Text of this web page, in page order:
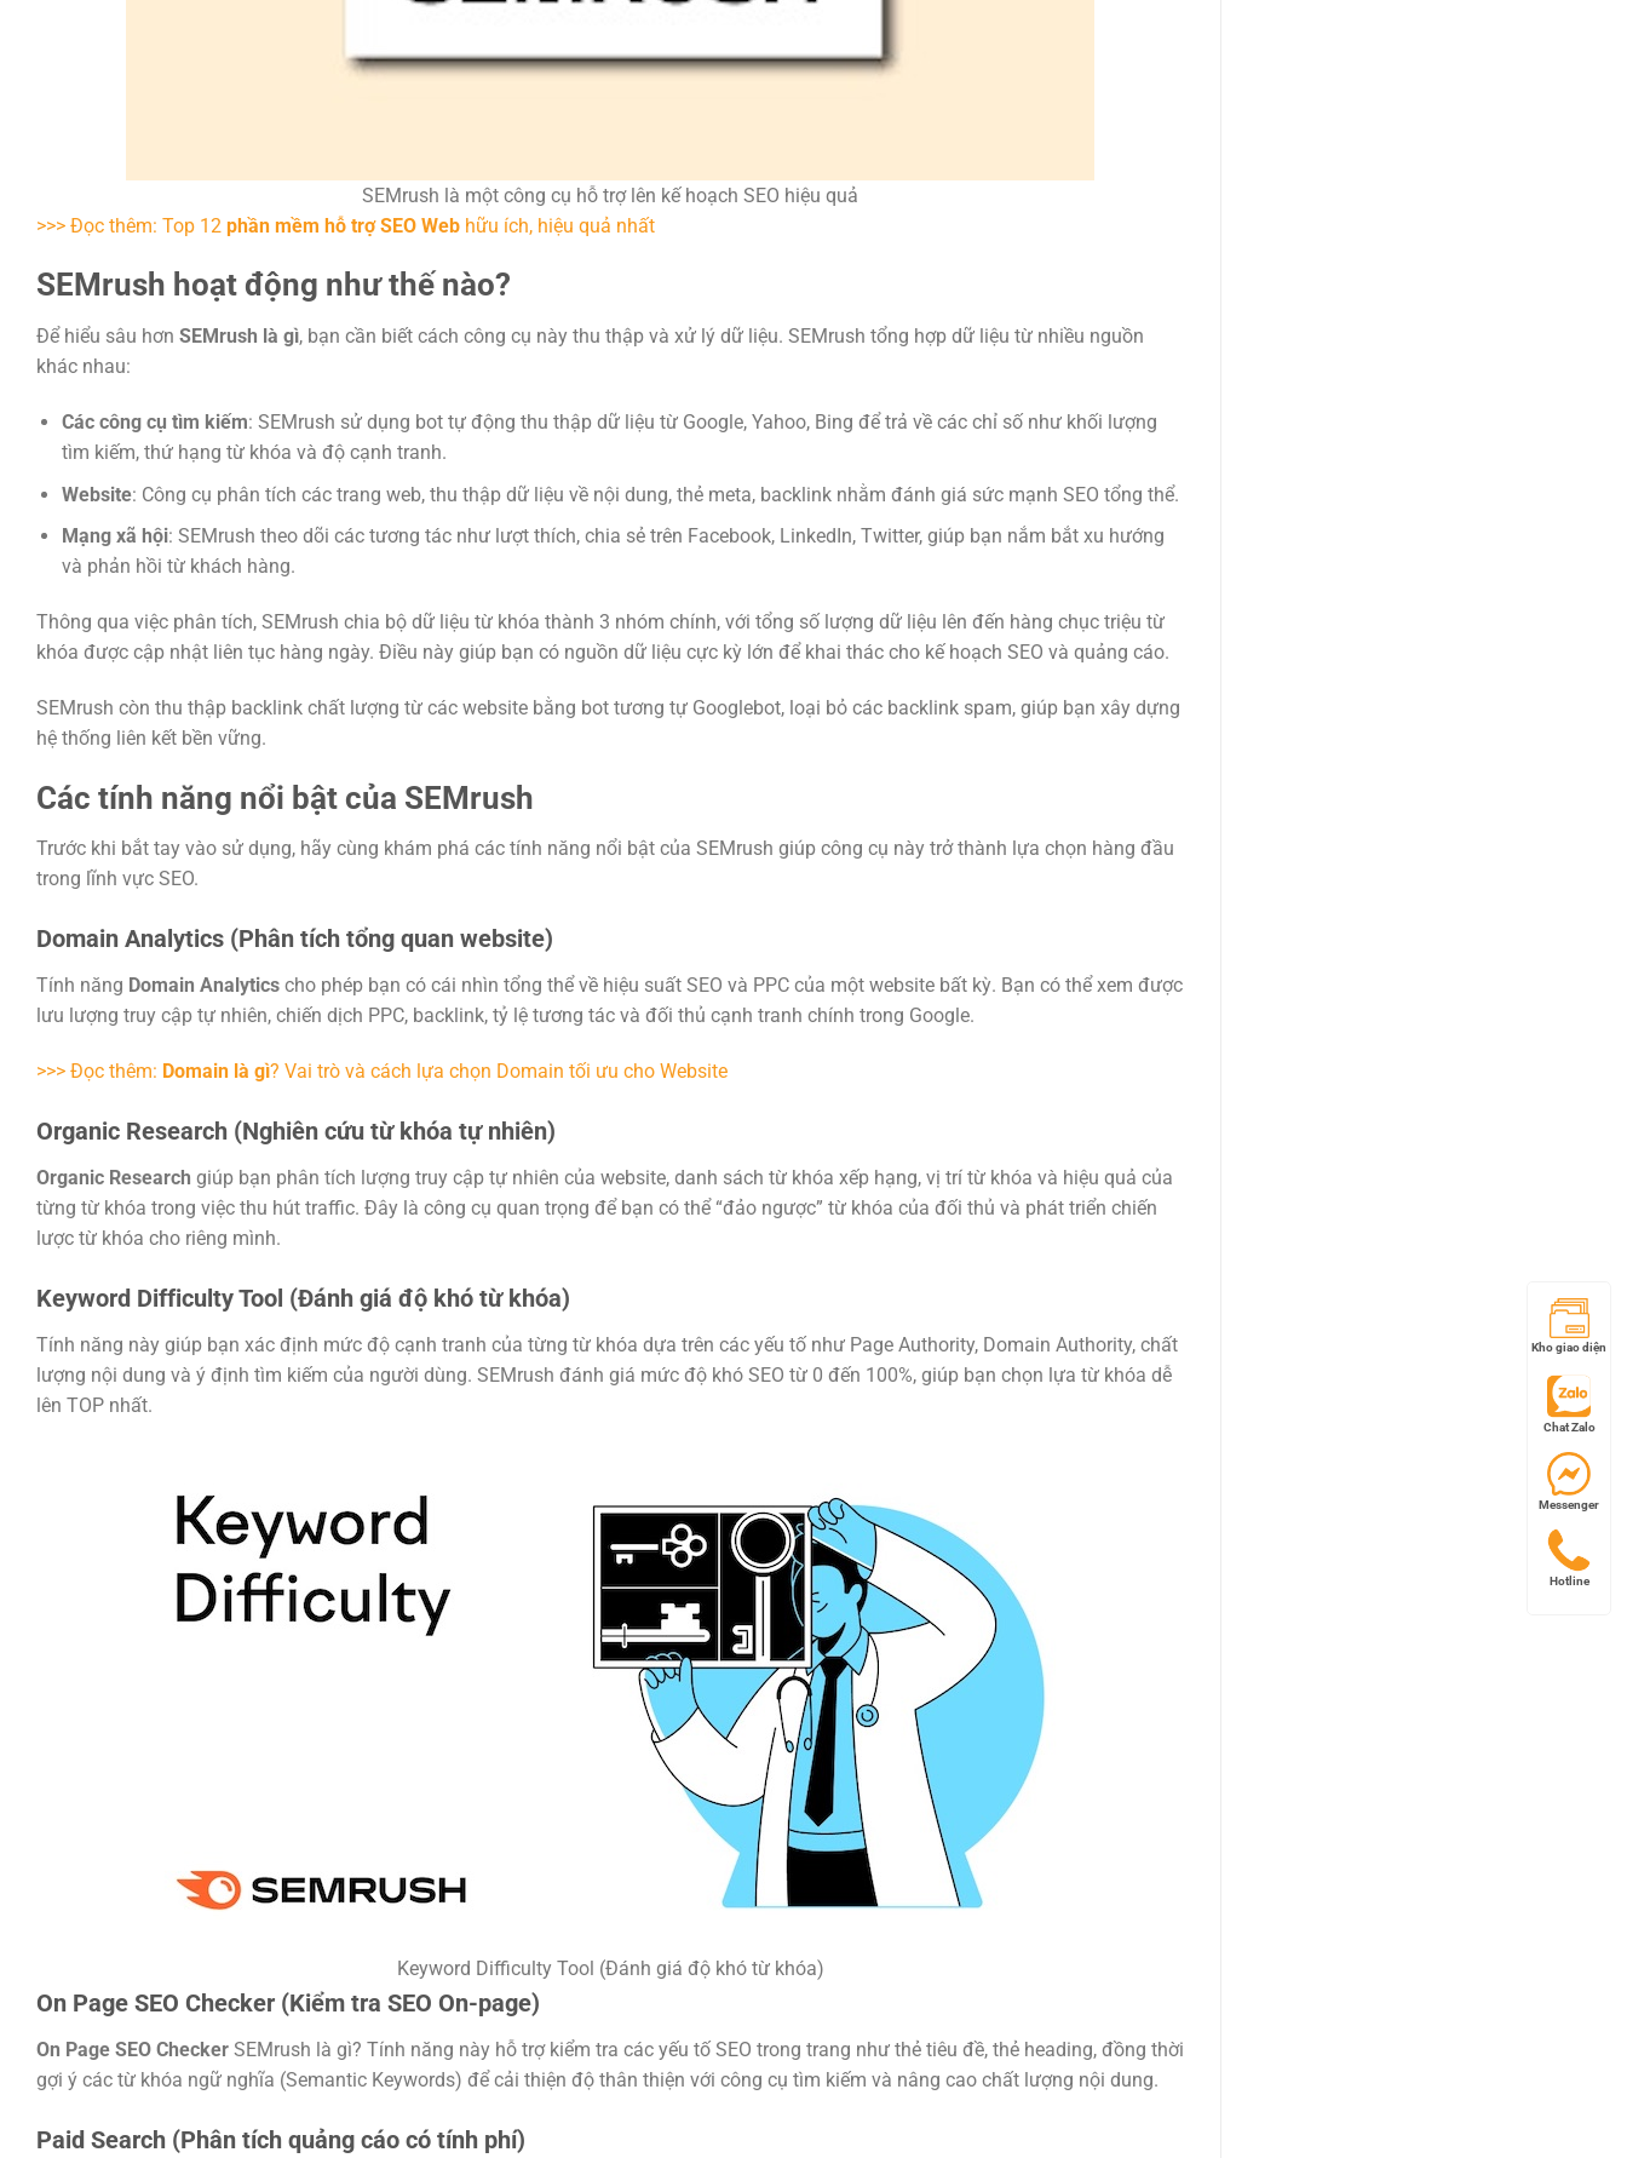
Kho giao diện
Chat Zalo
Messenger
Hotline
SEMrush là một công cụ hỗ trợ lên kế hoạch SEO hiệu quả
>>> Đọc thêm: Top 12 phần mềm hỗ trợ SEO Web hữu ích, hiệu quả nhất
SEMrush hoạt động như thế nào?
Để hiểu sâu hơn SEMrush là gì, bạn cần biết cách công cụ này thu thập và xử lý dữ liệu. SEMrush tổng hợp dữ liệu từ nhiều nguồn
khác nhau:
Các công cụ tìm kiếm: SEMrush sử dụng bot tự động thu thập dữ liệu từ Google, Yahoo, Bing để trả về các chỉ số như khối lượng
tìm kiếm, thứ hạng từ khóa và độ cạnh tranh.
Website: Công cụ phân tích các trang web, thu thập dữ liệu về nội dung, thẻ meta, backlink nhằm đánh giá sức mạnh SEO tổng thể.
Mạng xã hội: SEMrush theo dõi các tương tác như lượt thích, chia sẻ trên Facebook, LinkedIn, Twitter, giúp bạn nắm bắt xu hướng
và phản hồi từ khách hàng.
Thông qua việc phân tích, SEMrush chia bộ dữ liệu từ khóa thành 3 nhóm chính, với tổng số lượng dữ liệu lên đến hàng chục triệu từ
khóa được cập nhật liên tục hàng ngày. Điều này giúp bạn có nguồn dữ liệu cực kỳ lớn để khai thác cho kế hoạch SEO và quảng cáo.
SEMrush còn thu thập backlink chất lượng từ các website bằng bot tương tự Googlebot, loại bỏ các backlink spam, giúp bạn xây dựng
hệ thống liên kết bền vững.
Các tính năng nổi bật của SEMrush
Trước khi bắt tay vào sử dụng, hãy cùng khám phá các tính năng nổi bật của SEMrush giúp công cụ này trở thành lựa chọn hàng đầu
trong lĩnh vực SEO.
Domain Analytics (Phân tích tổng quan website)
Tính năng Domain Analytics cho phép bạn có cái nhìn tổng thể về hiệu suất SEO và PPC của một website bất kỳ. Bạn có thể xem được
lưu lượng truy cập tự nhiên, chiến dịch PPC, backlink, tỷ lệ tương tác và đối thủ cạnh tranh chính trong Google.
>>> Đọc thêm: Domain là gì? Vai trò và cách lựa chọn Domain tối ưu cho Website
Organic Research (Nghiên cứu từ khóa tự nhiên)
Organic Research giúp bạn phân tích lượng truy cập tự nhiên của website, danh sách từ khóa xếp hạng, vị trí từ khóa và hiệu quả của
từng từ khóa trong việc thu hút traffic. Đây là công cụ quan trọng để bạn có thể “đảo ngược” từ khóa của đối thủ và phát triển chiến
lược từ khóa cho riêng mình.
Keyword Difficulty Tool (Đánh giá độ khó từ khóa)
Tính năng này giúp bạn xác định mức độ cạnh tranh của từng từ khóa dựa trên các yếu tố như Page Authority, Domain Authority, chất
lượng nội dung và ý định tìm kiếm của người dùng. SEMrush đánh giá mức độ khó SEO từ 0 đến 100%, giúp bạn chọn lựa từ khóa dễ
lên TOP nhất.
Keyword Difficulty Tool (Đánh giá độ khó từ khóa)
On Page SEO Checker (Kiểm tra SEO On-page)
On Page SEO Checker SEMrush là gì? Tính năng này hỗ trợ kiểm tra các yếu tố SEO trong trang như thẻ tiêu đề, thẻ heading, đồng thời
gợi ý các từ khóa ngữ nghĩa (Semantic Keywords) để cải thiện độ thân thiện với công cụ tìm kiếm và nâng cao chất lượng nội dung.
Paid Search (Phân tích quảng cáo có tính phí)